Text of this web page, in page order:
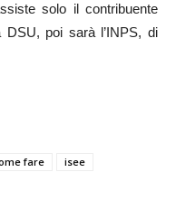
solo il contribuente
DSU, poi sarà l’INPS, di
fare isee